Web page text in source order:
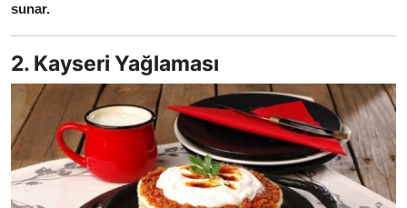
sunar.
2. Kayseri Yağlaması